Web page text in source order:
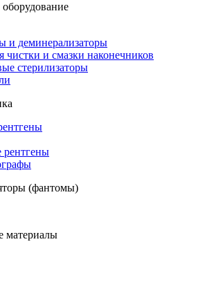
и деминерализаторы
чистки и смазки наконечников
стерилизаторы
рентгены
(фантомы)
материалы